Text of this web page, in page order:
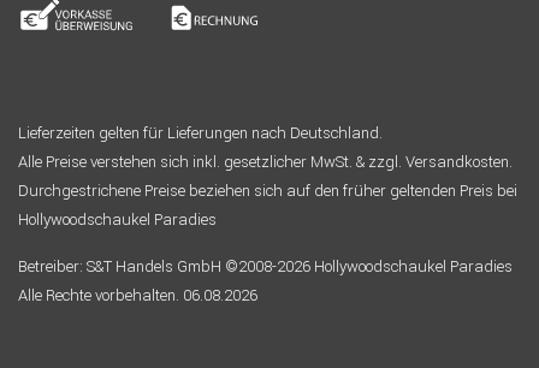
Lieferzeiten gelten für Lieferungen nach Deutschland.
Alle Preise verstehen sich inkl. gesetzlicher MwSt. & zzgl. Versandkosten.
Durchgestrichene Preise beziehen sich auf den früher geltenden Preis bei
Hollywoodschaukel Paradies
Betreiber: S&T Handels GmbH ©2008-2026 Hollywoodschaukel Paradies
Alle Rechte vorbehalten. 06.08.2026